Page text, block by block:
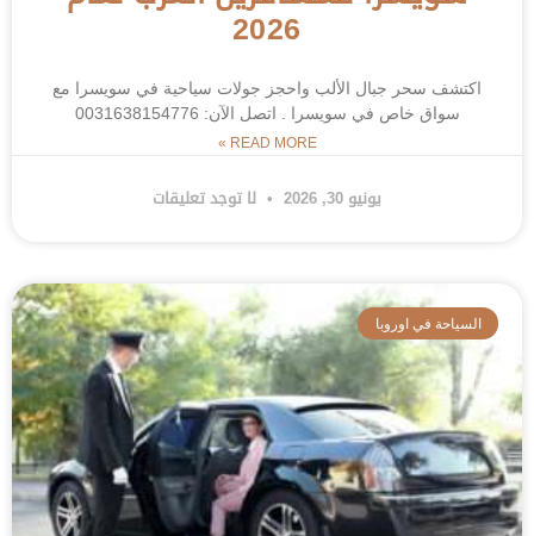
2026
اكتشف سحر جبال الألب واحجز جولات سياحية في سويسرا مع
سواق خاص في سويسرا . اتصل الآن: 0031638154776
READ MORE »
يونيو 30, 2026 لا توجد تعليقات
السياحة في اوروبا